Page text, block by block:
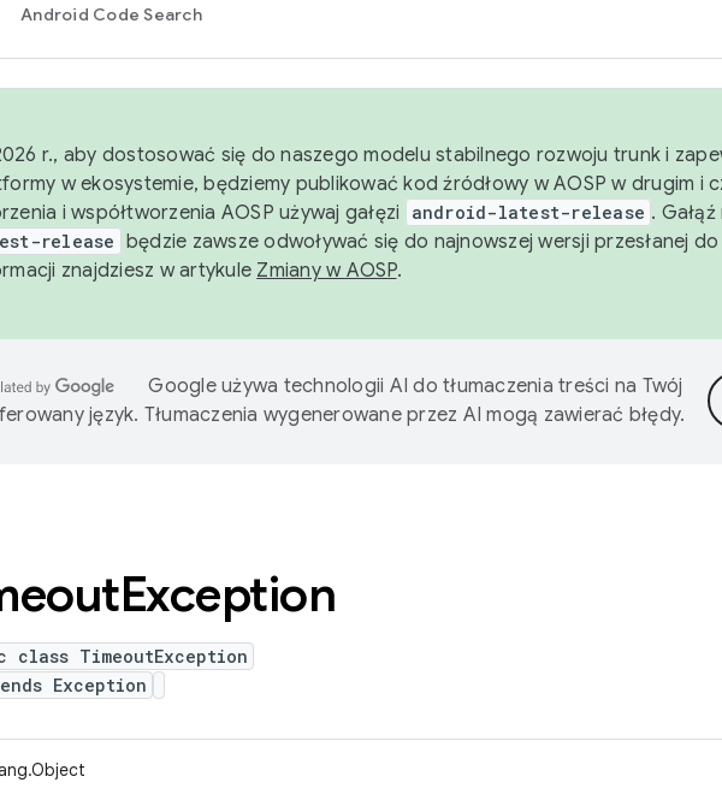
Android Code Search
r., aby dostosować się do naszego modelu stabilnego rozwoju trunk i
w ekosystemie, będziemy publikować kod źródłowy w AOSP w drugim i
i współtworzenia AOSP używaj gałęzi
android-latest-release .
release będzie zawsze odwoływać się do najnowszej wersji przesłanej do
znajdziesz w artykule Zmiany w AOSP.
Google używa technologii AI do tłumaczenia treści na Twój
język. Tłumaczenia wygenerowane przez AI mogą zawierać błędy.
Exception
class TimeoutException
Exception